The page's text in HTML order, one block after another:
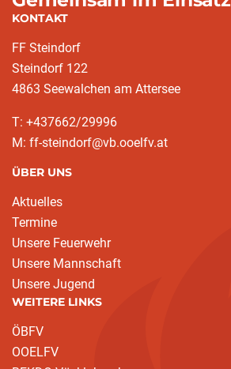
KONTAKT
FF Steindorf
Steindorf 122
4863 Seewalchen am Attersee
T: +437662/29996
M: ff-steindorf@vb.ooelfv.at
ÜBER UNS
Aktuelles
Termine
Unsere Feuerwehr
Unsere Mannschaft
Unsere Jugend
WEITERE LINKS
ÖBFV
OOELFV